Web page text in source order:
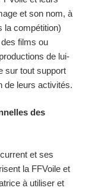
et son nom, à
la compétition)
films ou
de lui-
sur tout support
de leurs activités.
des
et ses
la FFVoile et
à utiliser et